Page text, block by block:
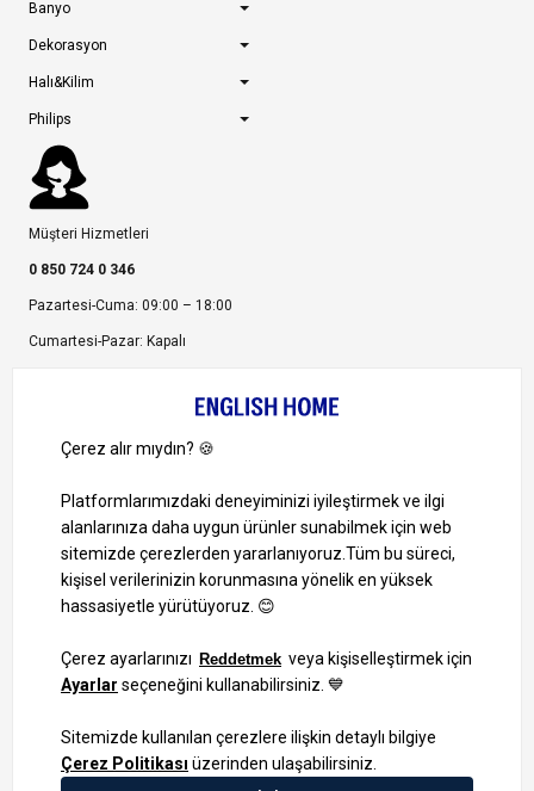
Banyo
Dekorasyon
Halı&Kilim
Philips
Müşteri Hizmetleri
0 850 724 0 346
Pazartesi-Cuma: 09:00 – 18:00
Cumartesi-Pazar: Kapalı
Ayrıcalıklardan yararlanmak için uygulamamızı indirin.
1000 TL ve Üzeri Alışverişlerinizde Kargo Bedava!
Bilgi Toplum Hizmetleri
KVKK Veri İşleme Politikamız